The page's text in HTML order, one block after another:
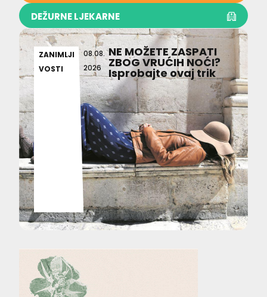
DEŽURNE LJEKARNE
ZANIMLJI
VOSTI
08.08.
2026
NE MOŽETE ZASPATI
ZBOG VRUĆIH NOĆI?
Isprobajte ovaj trik